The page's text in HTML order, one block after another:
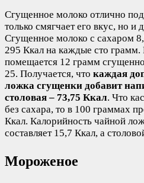
Сгущенное молоко отлично
только смягчает его вкус, но и
Сгущенное молоко с сахаром
295 Ккал на каждые сто
помещается 12 грамм
25. Получается, что каждая
ложка сгущенки добавит
столовая – 73,75 Ккал. Что
без сахара, то в 100 граммах
Ккал. Калорийность чайной
составляет 15,7 Ккал, а
Мороженое